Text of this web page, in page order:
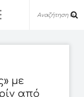
με
από